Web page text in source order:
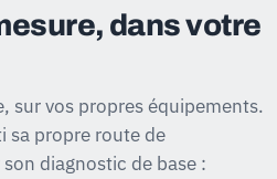
dans votre
sur vos propres équipements.
sa propre route de
diagnostic de base :